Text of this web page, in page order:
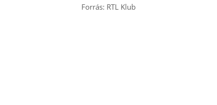
Forrás: RTL Klub